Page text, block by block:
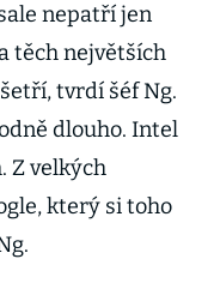
nepatří jen
těch největších
tvrdí šéf Ng.
dlouho. Intel
Z velkých
který si toho